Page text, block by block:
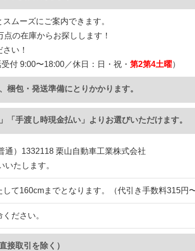
ムーズにご案内できます。
の在庫からお探しします！
い！
付 9:00〜18:00／休日：日・祝・ 第2第4土曜）
梱包・発送準備にとりかかります。
「手渡し時現金払い」よりお選びいただけます。
通）1332118 栗山自動車工業株式会社
たします。
て160cmまでとなります。（代引き手数料315円
ださい。
接取引を除く）